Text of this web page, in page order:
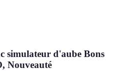
simulateur d'aube Bons
Nouveauté